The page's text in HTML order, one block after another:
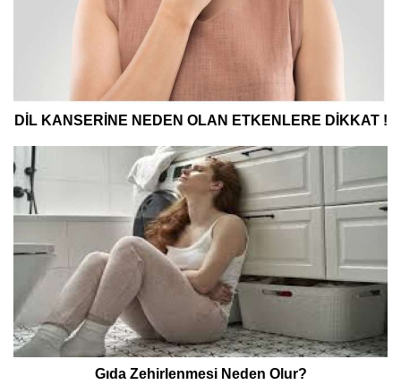
DİL KANSERİNE NEDEN OLAN ETKENLERE DİKKAT !
Gıda Zehirlenmesi Neden Olur?